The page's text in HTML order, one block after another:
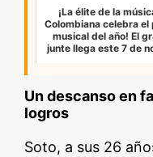
¡La élite de la
Colombiana celebra el
musical del año! El
junte llega este 7 de
Un descanso en
logros
Soto, a sus 26